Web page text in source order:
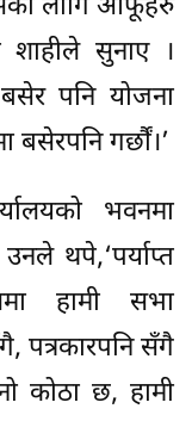
लागि आफूहरु
शाहीले सुनाए ।
पनि योजना
बसेरपनि गर्छौं।’
भवनमा
थपे,‘पर्याप्त
हामी सभा
पत्रकारपनि सँगै
कोठा छ, हामी